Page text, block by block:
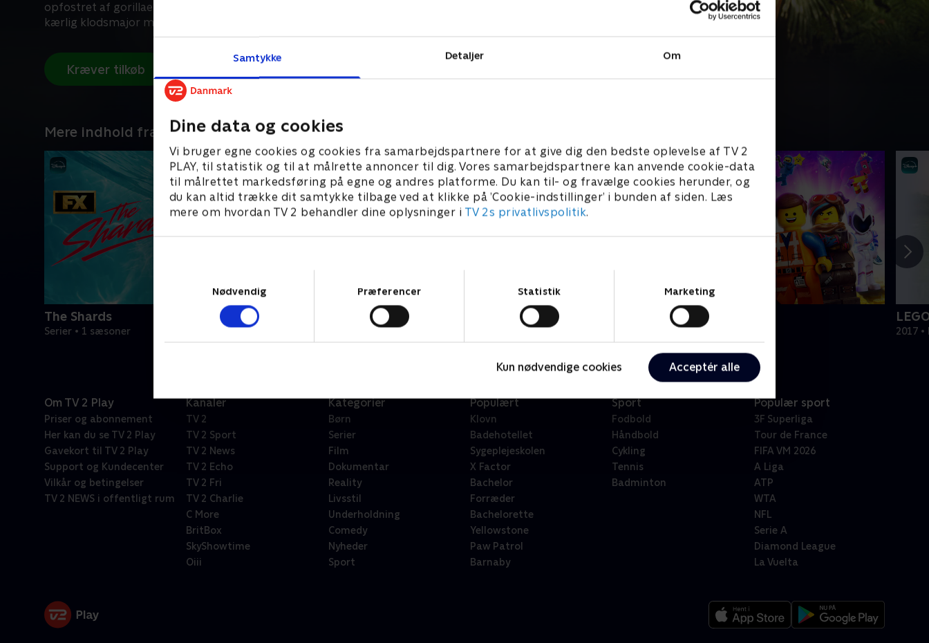
Samtykke Detaljer Om
Dine data og cookies
Vi bruger egne cookies og cookies fra samarbejdspartnere for at give dig den bedste oplevelse af TV 2
PLAY, til statistik og til at målrette annoncer til dig. Vores samarbejdspartnere kan anvende cookie-data
til målrettet markedsføring på egne og andres platforme. Du kan til- og fravælge cookies herunder, og
du kan altid trække dit samtykke tilbage ved at klikke på ’Cookie-indstillinger’ i bunden af siden. Læs
mere om hvordan TV 2 behandler dine oplysninger i TV 2s privatlivspolitik.
Nødvendig
Præferencer Statistik Marketing
Kun nødvendige cookies Acceptér alle
opfostret af gorillaer. George vokser op til at blive en stærk og
kærlig klodsmajor med en regnskov fuld af dyrevenner.
Kræver tilkøb
Mere indhold fra Disney+
The Shards
Serier • 1 sæsoner
Star Wars: Visions Presents - The Ninth Jedi
Serier • 1 sæsoner
LEGO filmen 2
2019 • Film • 1 t. 47 min 2017
Om TV 2 Play
Priser og abonnement
Her kan du se TV 2 Play
Gavekort til TV 2 Play
Support og Kundecenter
Vilkår og betingelser
TV 2 NEWS i offentligt rum
Kanaler
TV 2
TV 2 Sport
TV 2 News
TV 2 Echo
TV 2 Fri
TV 2 Charlie
C More
BritBox
SkyShowtime
Oiii
Kategorier
Børn
Serier
Film
Dokumentar
Reality
Livsstil
Underholdning
Comedy
Nyheder
Sport
Populært
Klovn
Badehotellet
Sygeplejeskolen
X Factor
Bachelor
Forræder
Bachelorette
Yellowstone
Paw Patrol
Barnaby
Sport
Fodbold
Håndbold
Cykling
Tennis
Badminton
Populær sport
3F Superliga
Tour de France
FIFA VM 2026
A Liga
ATP
WTA
NFL
Serie A
Diamond League
La Vuelta